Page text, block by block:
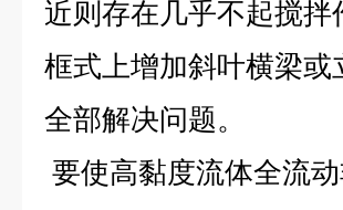
近则存在几乎不起搅
框式上增加斜叶横梁
全部解决问题。
要使高黏度流体全流